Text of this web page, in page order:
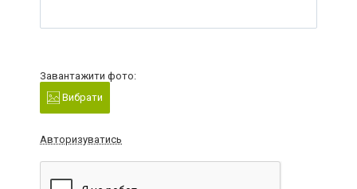
Завантажити фото:
Вибрати
Авторизуватись